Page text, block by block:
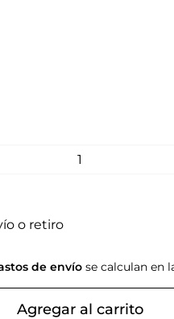
o retiro
de envío se calculan en
Agregar al carrito